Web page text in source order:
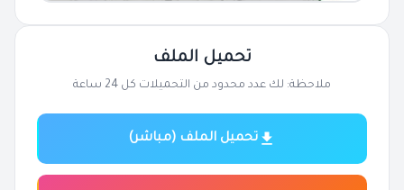
تحميل الملف
ملاحظة: لك عدد محدود من التحميلات كل 24 ساعة
تحميل الملف (مباشر)